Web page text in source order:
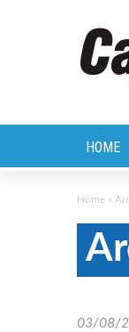
HOME
Home »
03/08/